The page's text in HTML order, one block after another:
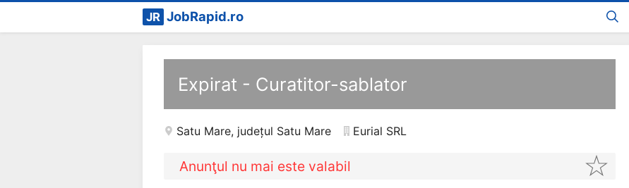
JR JobRapid.ro
Expirat - Curatitor-sablator
Satu Mare, județul Satu Mare Eurial SRL
Anunţul nu mai este valabil